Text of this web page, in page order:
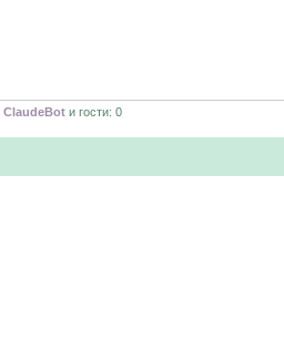
ClaudeBot и гости: 0